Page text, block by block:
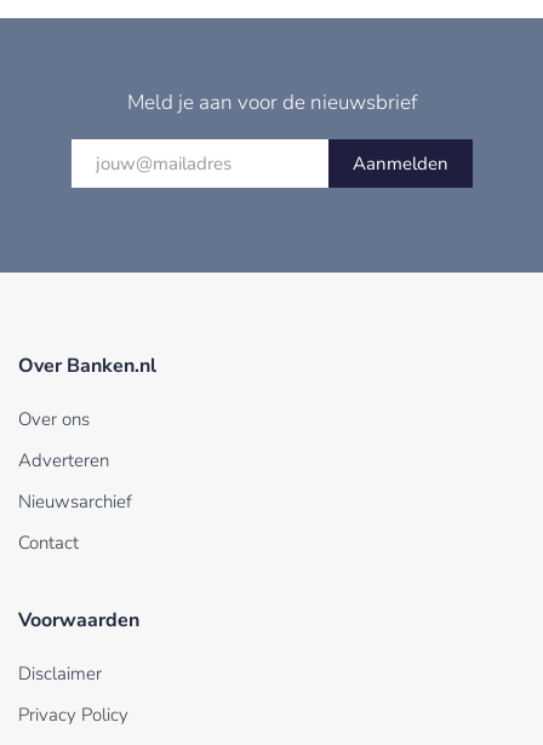
Meld je aan voor de nieuwsbrief
Aanmelden
Over Banken.nl
Over ons
Adverteren
Nieuwsarchief
Contact
Voorwaarden
Disclaimer
Privacy Policy